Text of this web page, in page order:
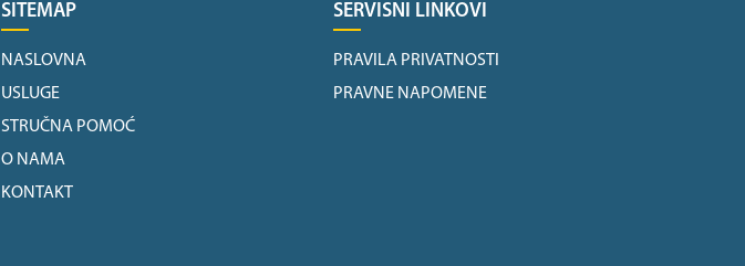
SITEMAP
NASLOVNA
USLUGE
STRUČNA POMOĆ
O NAMA
KONTAKT
SERVISNI LINKOVI
PRAVILA PRIVATNOSTI
PRAVNE NAPOMENE